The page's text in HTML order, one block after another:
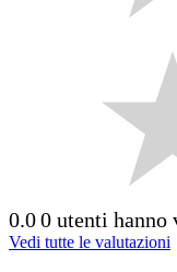
0.00 utenti hanno
Vedi tutte le valutazioni